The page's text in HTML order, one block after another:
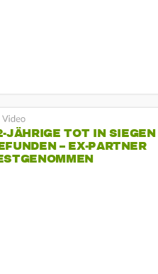
JÄHRIGE TOT IN SIEGEN
– EX-PARTNER